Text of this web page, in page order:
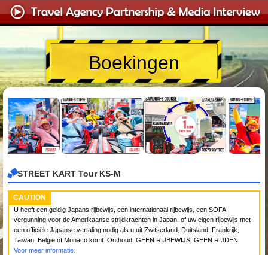
Boekingen
STREET KART Tour KS-M
CAUTION
U heeft een geldig Japans rijbewijs, een internationaal rijbewijs, een SOFA-
vergunning voor de Amerikaanse strijdkrachten in Japan, of uw eigen rijbewijs met
een officiële Japanse vertaling nodig als u uit Zwitserland, Duitsland, Frankrijk,
Taiwan, België of Monaco komt. Onthoud! GEEN RIJBEWIJS, GEEN RIJDEN!
Voor meer informatie.